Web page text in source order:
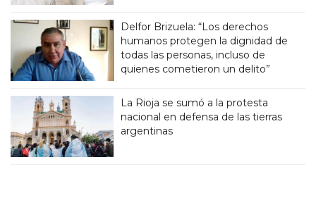
Delfor Brizuela: “Los derechos
humanos protegen la dignidad de
todas las personas, incluso de
quienes cometieron un delito”
La Rioja se sumó a la protesta
nacional en defensa de las tierras
argentinas